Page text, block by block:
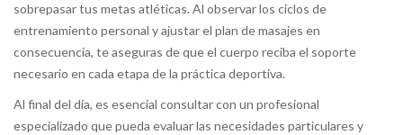
sobrepasar tus metas atléticas. Al observar los ciclos de
entrenamiento personal y ajustar el plan de masajes en
consecuencia, te aseguras de que el cuerpo reciba el soporte
necesario en cada etapa de la práctica deportiva.
Al final del día, es esencial consultar con un profesional
especializado que pueda evaluar las necesidades particulares y